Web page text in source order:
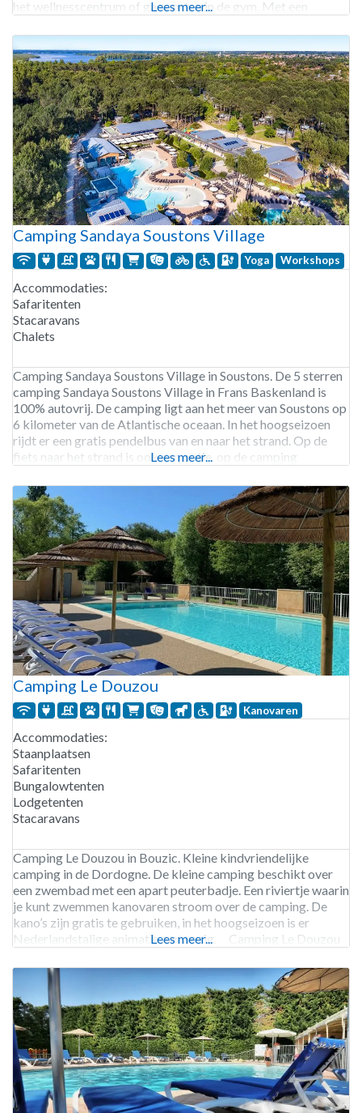
het wellnesscentrum of ga sporten in de gym. Met een
Lees meer...
Camping Sandaya Soustons Village
Yoga Workshops
Accommodaties:
Safaritenten
Stacaravans
Chalets
Camping Sandaya Soustons Village in Soustons. De 5 sterren
camping Sandaya Soustons Village in Frans Baskenland is
100% autovrij. De camping ligt aan het meer van Soustons op
6 kilometer van de Atlantische oceaan. In het hoogseizoen
rijdt er een gratis pendelbus van en naar het strand. Op de
fiets naar het strand is ook een optie, op de camping
Lees meer...
Camping Le Douzou
Kanovaren
Accommodaties:
Staanplaatsen
Safaritenten
Bungalowtenten
Lodgetenten
Stacaravans
Camping Le Douzou in Bouzic. Kleine kindvriendelijke
camping in de Dordogne. De kleine camping beschikt over
een zwembad met een apart peuterbadje. Een riviertje waarin
je kunt zwemmen kanovaren stroom over de camping. De
kano’s zijn gratis te gebruiken, in het hoogseizoen is er
Nederlandstalige animatie aanwezig. Camping Le Douzou
Lees meer...